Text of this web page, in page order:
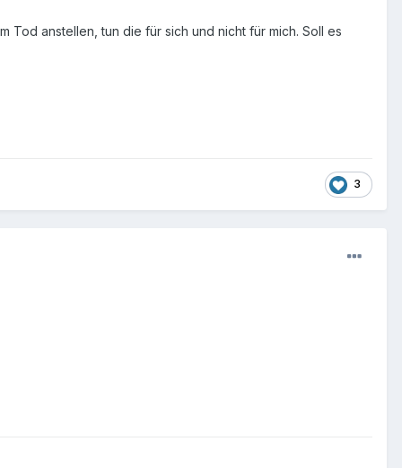
Tod anstellen, tun die für sich und nicht für mich. Soll es
3